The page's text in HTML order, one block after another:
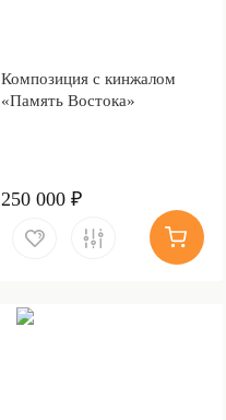
Композиция с кинжалом
«Память Востока»
250 000 ₽